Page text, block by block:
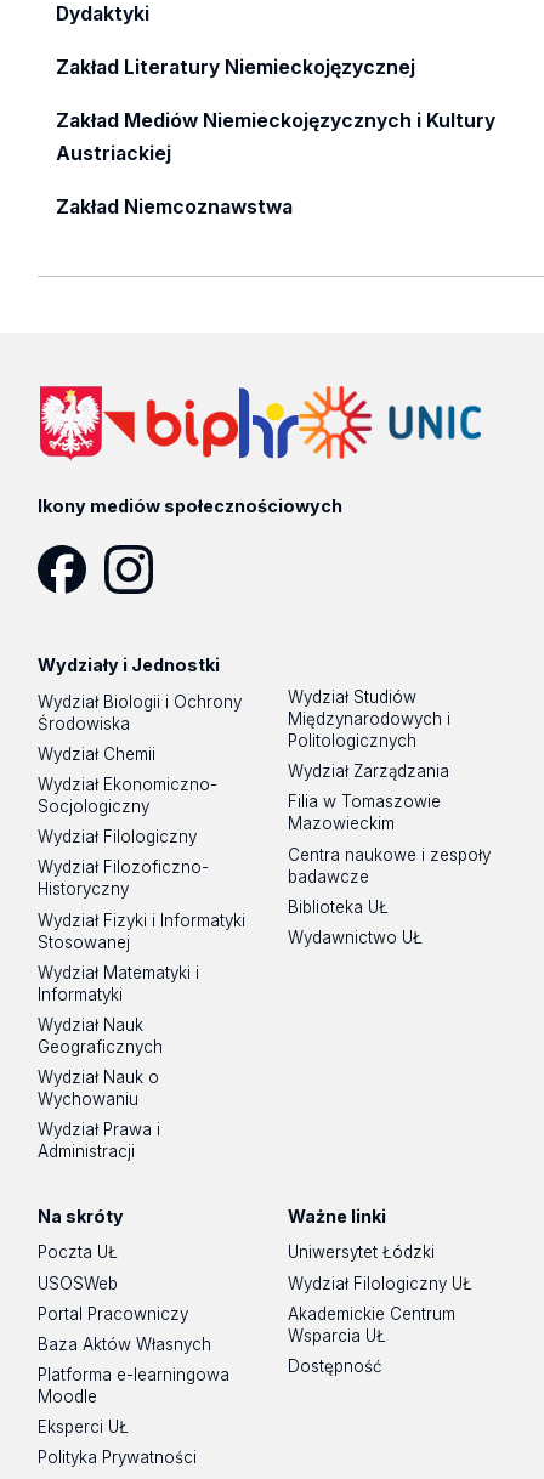
Dydaktyki
Zakład Literatury Niemieckojęzycznej
Zakład Mediów Niemieckojęzycznych i Kultury
Austriackiej
Zakład Niemcoznawstwa
Ikony mediów społecznościowych
Wydziały i Jednostki
Wydział Biologii i Ochrony
Środowiska
Wydział Chemii
Wydział Ekonomiczno-
Socjologiczny
Wydział Filologiczny
Wydział Filozoficzno-
Historyczny
Wydział Fizyki i Informatyki
Stosowanej
Wydział Matematyki i
Informatyki
Wydział Nauk
Geograficznych
Wydział Nauk o
Wychowaniu
Wydział Prawa i
Administracji
Wydział Studiów
Międzynarodowych i
Politologicznych
Wydział Zarządzania
Filia w Tomaszowie
Mazowieckim
Centra naukowe i zespoły
badawcze
Biblioteka UŁ
Wydawnictwo UŁ
Na skróty
Poczta UŁ
USOSWeb
Portal Pracowniczy
Baza Aktów Własnych
Platforma e-learningowa
Moodle
Eksperci UŁ
Polityka Prywatności
Ważne linki
Uniwersytet Łódzki
Wydział Filologiczny UŁ
Akademickie Centrum
Wsparcia UŁ
Dostępność